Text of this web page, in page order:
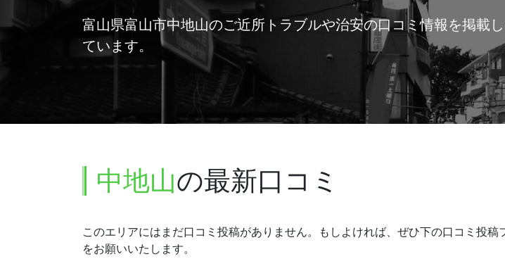
富山県富山市中地山のご近所トラブルや治安の口コミ情報を掲載
ています。
中地山の最新口コミ
このエリアにはまだ口コミ投稿がありません。もしよければ、ぜひ下の口コミ投稿
をお願いいたします。